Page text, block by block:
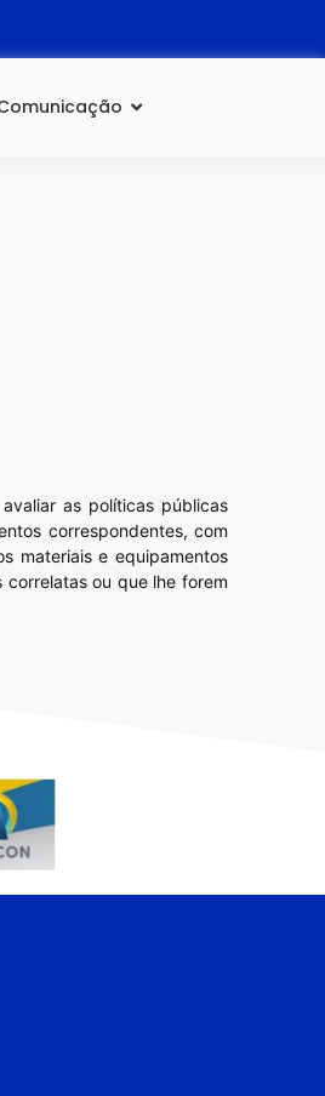
as políticas públicas
correspondentes, com
materiais e equipamentos
ou que lhe forem